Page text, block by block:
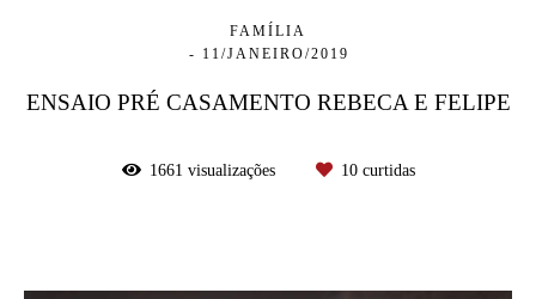
FAMÍLIA
11/JANEIRO/2019
ENSAIO PRÉ CASAMENTO REBECA E FELIPE
1661 visualizações 10curtidas